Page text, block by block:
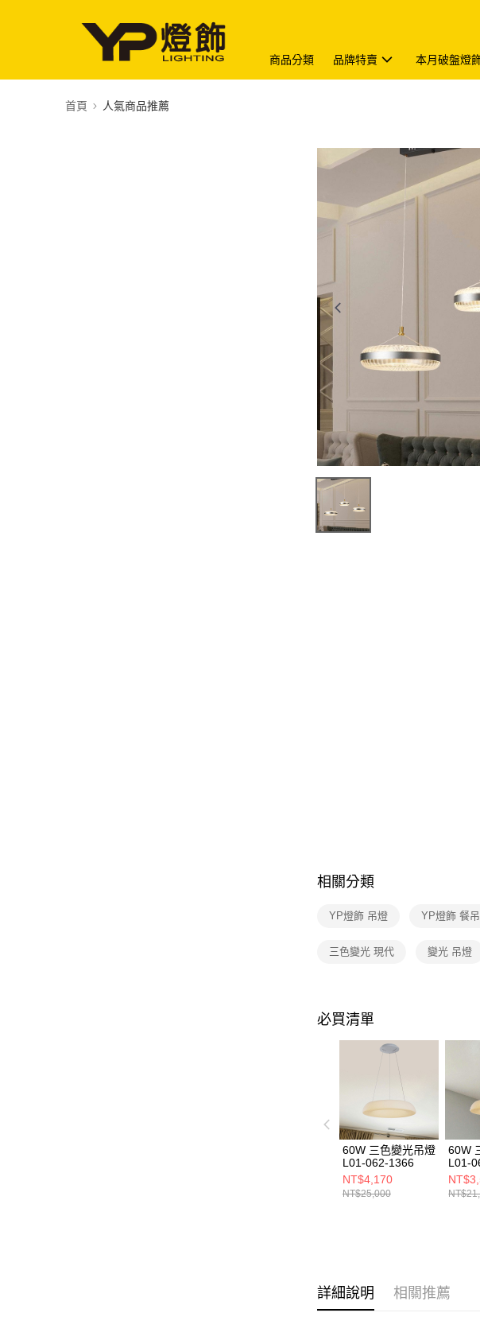
商品分類 品牌特賣 本月破盤燈
首頁 人氣商品推薦
相關分類
YP燈飾 吊燈 YP燈飾 餐
三色變光 現代 變光 吊燈
必買清單
60W 三色變光吊燈
L01-062-1366
NT$4,170
NT$25,000
60W
L01-
詳細說明 相關推薦